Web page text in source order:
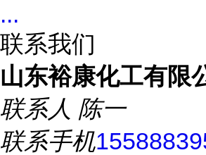
...
联系我们
山东裕康化工有限
联系人 陈一
联系手机